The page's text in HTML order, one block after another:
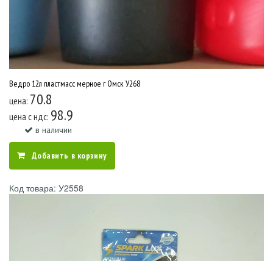
Ведро 12л пластмасс мерное г Омск У268
цена: 70.8
цена c ндс: 98.9
в наличии
Добавить в корзину
Код товара: У2558